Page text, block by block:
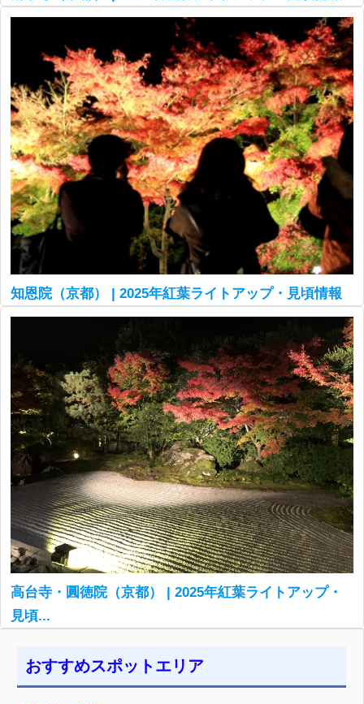
知恩院（京都） | 2025年紅葉ライトアップ・見頃情報
高台寺・圓徳院（京都） | 2025年紅葉ライトアップ・
見頃...
おすすめスポットエリア